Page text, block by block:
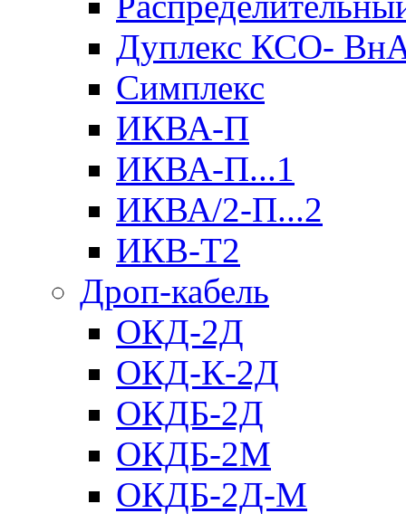
Дуплекс КСО-
Симплекс
ИКВА-П
ИКВА-П...1
ИКВА/2-П...2
ИКВ-Т2
Дроп-кабель
ОКД-2Д
ОКД-К-2Д
ОКДБ-2Д
ОКДБ-2М
ОКДБ-2Д-М